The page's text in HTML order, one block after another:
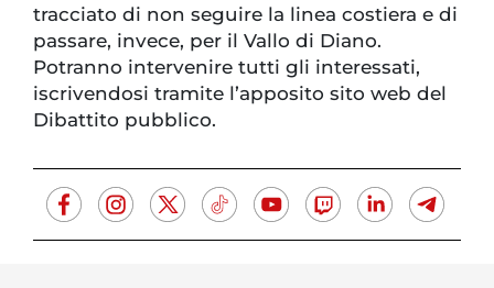
tracciato di non seguire la linea costiera e di
passare, invece, per il Vallo di Diano.
Potranno intervenire tutti gli interessati,
iscrivendosi tramite l’apposito sito web del
Dibattito pubblico.